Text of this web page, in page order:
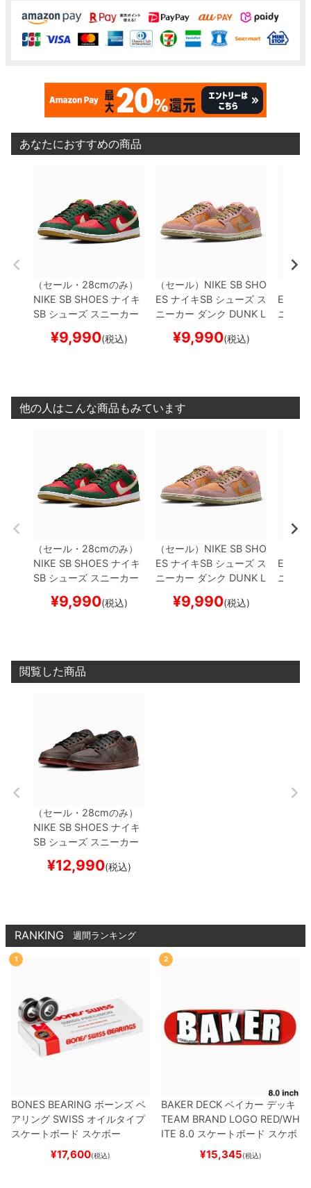
あなたにおすすめの商品
（セール・28cmのみ）
NIKE SB SHOES ナイキ
SB シューズ スニーカー
PRM "SEATTLE SUPER
不可商品】
¥9,990(税込)
（セール） NIKE SB SHO
ES ナイキSB シューズ ス
ニーカー ダンク DUNK L
HJ4135-600スケー
¥9,990(税込)
ES
ニーカ
他の人はこんな商品もみています
（セール・28cmのみ）
NIKE SB SHOES ナイキ
SB シューズ スニーカー
PRM "SEATTLE SUPER
不可商品】
¥9,990(税込)
（セール） NIKE SB SHO
ES ナイキSB シューズ ス
ニーカー ダンク DUNK L
HJ4135-600スケー
¥9,990(税込)
ES
ニーカ
閲覧した商品
（セール・28cmのみ）
NIKE SB SHOES ナイキ
SB シューズ スニーカー
PRM "Krampus"HV166
¥12,990(税込)
RANKING 週間ランキング
1
BONES BEARING ボーンズ ベ
アリング SWISS オイルタイプ
スケートボード スケボー
¥17,600(税込)
2
BAKER DECK ベイカー デッキ
TEAM BRAND LOGO RED/WH
ITE 8.0 スケートボード スケボ
¥15,345(税込)